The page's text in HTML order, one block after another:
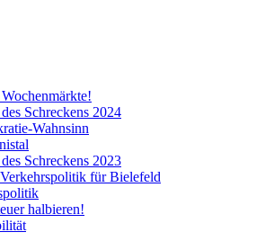
Schreckens 2024
Wahnsinn
Schreckens 2023
für Bielefeld​​
halbieren!